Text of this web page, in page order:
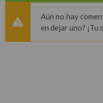
Aún no hay
en dejar uno?